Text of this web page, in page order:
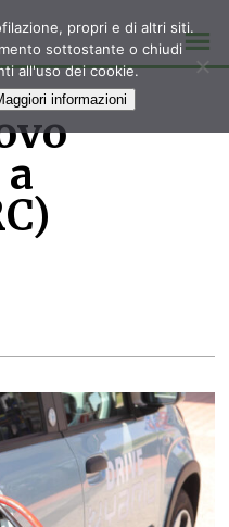
propri e di altri siti.
sottostante o chiudi
all'uso dei cookie.
informazioni